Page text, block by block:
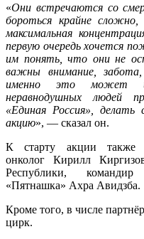
«Они встречаются со
бороться крайне
максимальная
первую очередь хочется
им понять, что они не
важны внимание,
именно это может
неравнодушных людей
«Единая Россия», делать
акцию», — сказал он.
К старту акции также
онколог Кирилл
Республики, командир
«Пятнашка» Ахра Авидзба.
Кроме того, в числе
цирк.